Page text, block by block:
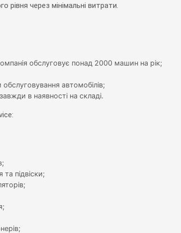
рівня через мінімальні витрати.
обслуговує понад 2000 машин на рік;
обслуговування автомобілів;
в наявності на складі.
підвіски;